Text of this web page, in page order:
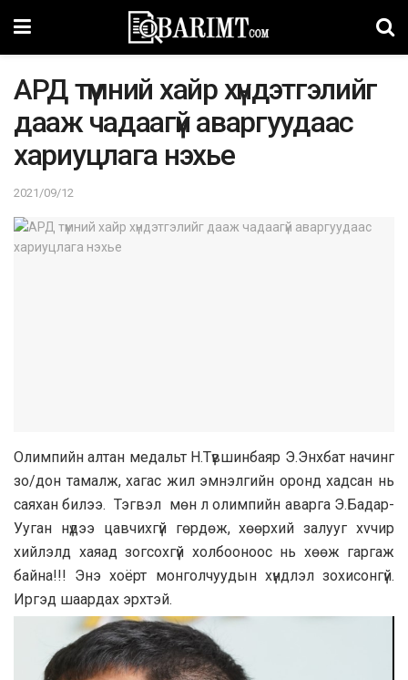
АРД түмний хайр хүндэтгэлийг
дааж чадаагүй аваргуудаас
хариуцлага нэхье
2021/09/12
Олимпийн алтан медальт Н.Түвшинбаяр Э.Энхбат начинг
зо/дон тамалж, хагас жил эмнэлгийн оронд хадсан нь
саяхан билээ. Тэгвэл мөн л олимпийн аварга Э.Бадар-
Ууган нүдээ цавчихгүй гөрдөж, хөөрхий залууг хvчир
хийлэлд хаяад зогсохгүй холбооноос нь хөөж гаргаж
байна!!! Энэ хоёрт монголчуудын хүндлэл зохисонгүй.
Иргэд шаардах эрхтэй.